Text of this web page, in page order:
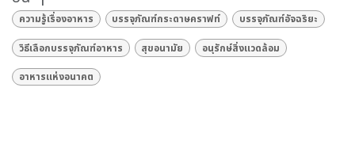
ความรู้เรื่องอาหาร บรรจุภัณฑ์กระดาษคราฟท์ บรรจุภัณฑ์อัจฉริยะ
วิธีเลือกบรรจุภัณฑ์อาหาร สุขอนามัย อนุรักษ์สิ่งแวดล้อม
อาหารแห่งอนาคต